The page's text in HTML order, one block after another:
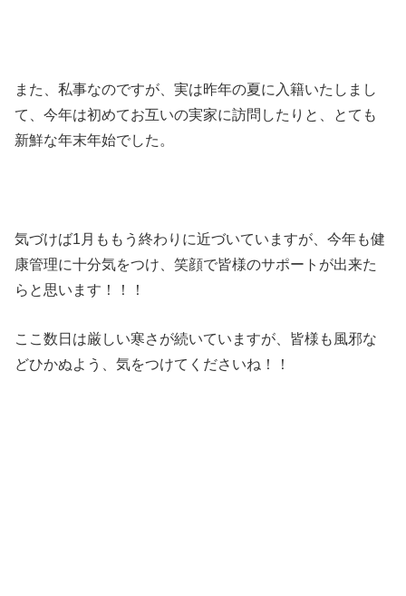
また、私事なのですが、実は昨年の夏に入籍いたしまし
て、今年は初めてお互いの実家に訪問したりと、とても
新鮮な年末年始でした。
気づけば1月ももう終わりに近づいていますが、今年も健
康管理に十分気をつけ、笑顔で皆様のサポートが出来た
らと思います！！！
ここ数日は厳しい寒さが続いていますが、皆様も風邪な
どひかぬよう、気をつけてくださいね！！